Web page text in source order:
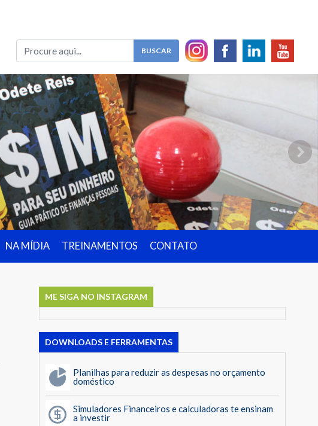
NA MÍDIA TREINAMENTOS CONTATO
ME SIGA NO INSTAGRAM
DOWNLOADS E FERRAMENTAS
Planilhas para reduzir as despesas no orçamento
doméstico
Simuladores Financeiros e calculadoras te ensinam
a investir